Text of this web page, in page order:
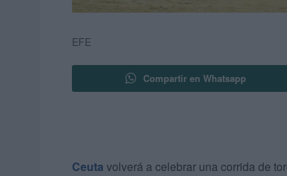
EFE
Compartir en Whatsapp
Ceuta volverá a celebrar una corrida de